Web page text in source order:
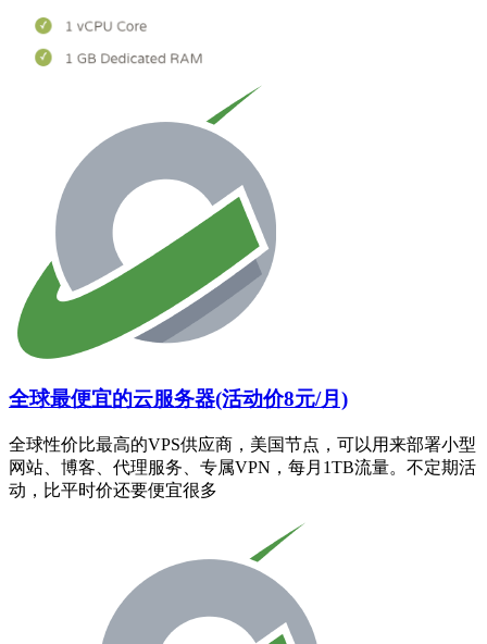
全球最便宜的云服务器(活动价8元/月)
全球性价比最高的VPS供应商，美国节点，可以用来部署小型
网站、博客、代理服务、专属VPN，每月1TB流量。不定期活
动，比平时价还要便宜很多